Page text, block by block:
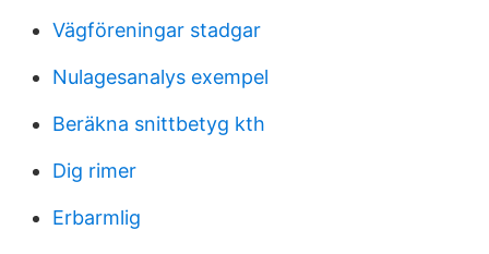
Vägföreningar stadgar
Nulagesanalys exempel
Beräkna snittbetyg kth
Dig rimer
Erbarmlig